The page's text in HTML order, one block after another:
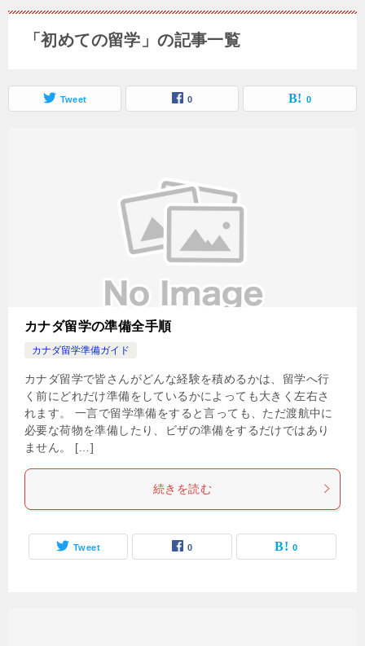
「初めての留学」の記事一覧
Tweet 0 0
カナダ留学の準備全手順
カナダ留学準備ガイド
カナダ留学で皆さんがどんな経験を積めるかは、留学へ行
く前にどれだけ準備をしているかによっても大きく左右さ
れます。 一言で留学準備をすると言っても、ただ渡航中に
必要な荷物を準備したり、ビザの準備をするだけではあり
ません。 […]
続きを読む
Tweet 0 0